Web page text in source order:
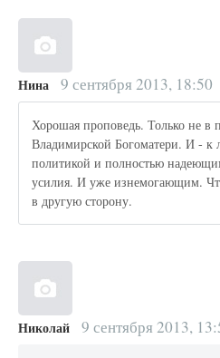
Нина 9 сентября 2013, 18:50
Хорошая проповедь. Только не в
Владимирской Богоматери. И -
политикой и полностью
усилия. И уже изнемогающим.
в другую сторону.
Николай 9 сентября 2013,